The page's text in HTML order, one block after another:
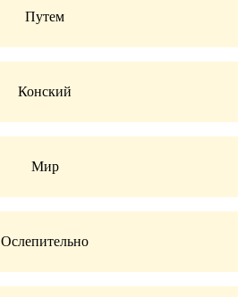
Путем
Конский
Мир
Ослепительно